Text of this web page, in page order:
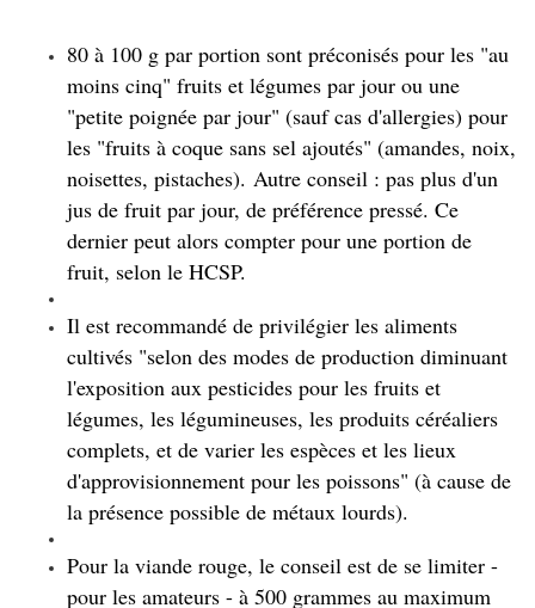
80 à 100 g par portion sont préconisés pour les "au
moins cinq" fruits et légumes par jour ou une
"petite poignée par jour" (sauf cas d'allergies) pour
les "fruits à coque sans sel ajoutés" (amandes, noix,
noisettes, pistaches). Autre conseil : pas plus d'un
jus de fruit par jour, de préférence pressé. Ce
dernier peut alors compter pour une portion de
fruit, selon le HCSP.
Il est recommandé de privilégier les aliments
cultivés "selon des modes de production diminuant
l'exposition aux pesticides pour les fruits et
légumes, les légumineuses, les produits céréaliers
complets, et de varier les espèces et les lieux
d'approvisionnement pour les poissons" (à cause de
la présence possible de métaux lourds).
Pour la viande rouge, le conseil est de se limiter -
pour les amateurs - à 500 grammes au maximum